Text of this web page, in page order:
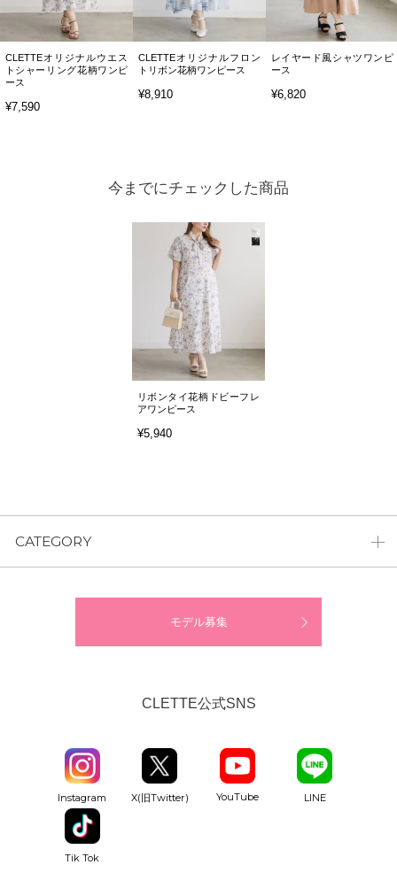
CLETTEオリジナルウエス
トシャーリング花柄ワンピ
ース
¥7,590
CLETTEオリジナルフロン
トリボン花柄ワンピース
¥8,910
レイヤード風シャツワンピ
ース
¥6,820
今までにチェックした商品
リボンタイ花柄ドビーフレ
アワンピース
¥5,940
CATEGORY
モデル募集
CLETTE公式SNS
Instagram X(旧Twitter) YouTube LINE
Tik Tok